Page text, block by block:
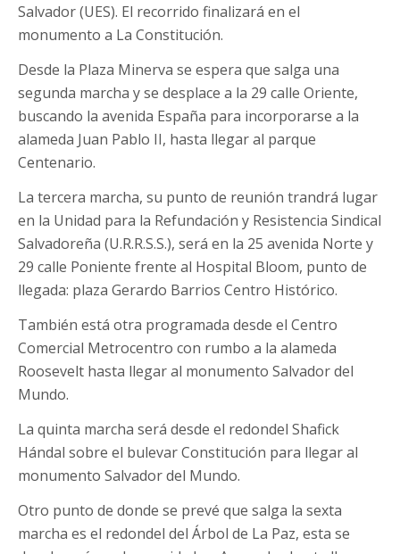
Salvador (UES). El recorrido finalizará en el
monumento a La Constitución.
Desde la Plaza Minerva se espera que salga una
segunda marcha y se desplace a la 29 calle Oriente,
buscando la avenida España para incorporarse a la
alameda Juan Pablo II, hasta llegar al parque
Centenario.
La tercera marcha, su punto de reunión trandrá lugar
en la Unidad para la Refundación y Resistencia Sindical
Salvadoreña (U.R.R.S.S.), será en la 25 avenida Norte y
29 calle Poniente frente al Hospital Bloom, punto de
llegada: plaza Gerardo Barrios Centro Histórico.
También está otra programada desde el Centro
Comercial Metrocentro con rumbo a la alameda
Roosevelt hasta llegar al monumento Salvador del
Mundo.
La quinta marcha será desde el redondel Shafick
Hándal sobre el bulevar Constitución para llegar al
monumento Salvador del Mundo.
Otro punto de donde se prevé que salga la sexta
marcha es el redondel del Árbol de La Paz, esta se